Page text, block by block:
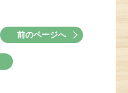
前のページへ